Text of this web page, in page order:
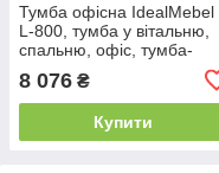
Тумба офісна IdealMebel
L-800, тумба у вітальню,
спальню, офіс, тумба-
8 076 ₴
Купити